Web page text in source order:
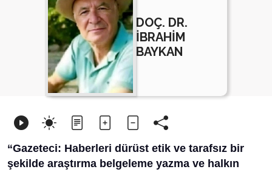
DOÇ. DR.
İBRAHİM
BAYKAN
“Gazeteci: Haberleri dürüst etik ve tarafsız bir
şekilde araştırma belgeleme yazma ve halkın